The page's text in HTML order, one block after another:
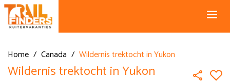
Home / Canada / Wildernis trektocht in Yukon
Wildernis trektocht in Yukon